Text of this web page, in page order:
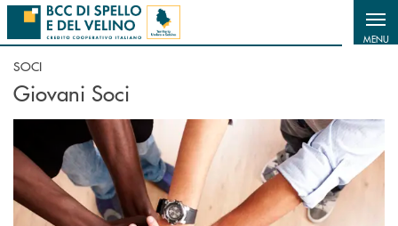
Salta al contenuto principale
MENU
SOCI
Giovani Soci